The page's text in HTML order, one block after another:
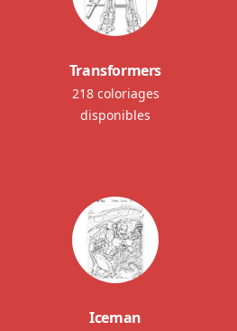
Transformers
218 coloriages
disponibles
Iceman